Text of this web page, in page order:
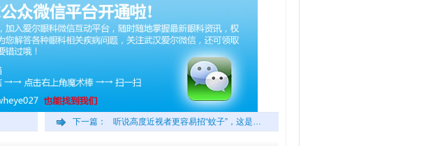
下一篇： 听说高度近视者更容易招“蚊子”，这是…